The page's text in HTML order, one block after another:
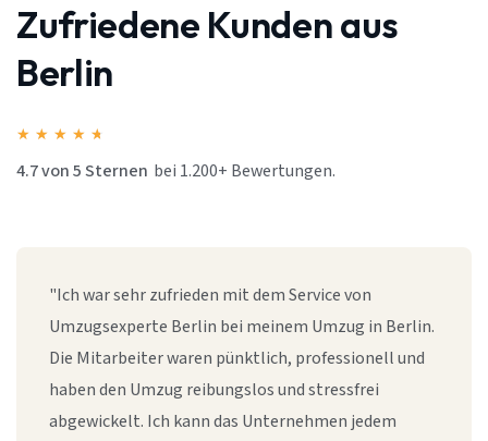
Zufriedene Kunden aus
Berlin
★ ★ ★ ★ ★
4.7 von 5 Sternen bei 1.200+ Bewertungen.
"Ich war sehr zufrieden mit dem Service von
Umzugsexperte Berlin bei meinem Umzug in Berlin.
Die Mitarbeiter waren pünktlich, professionell und
haben den Umzug reibungslos und stressfrei
abgewickelt. Ich kann das Unternehmen jedem